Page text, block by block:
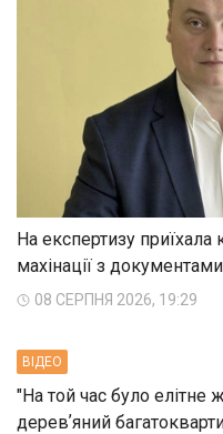
На експертизу приїхала
махінації з
08 СЕРПНЯ 2026, 19:29
ВIДЕО
"На той час було елітне
деревʼяний